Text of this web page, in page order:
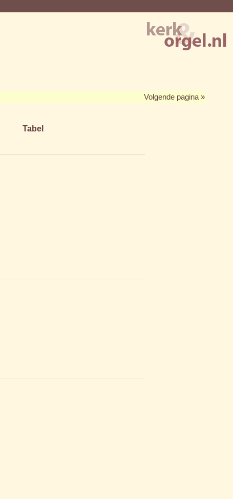
Volgende pagina »
Tabel